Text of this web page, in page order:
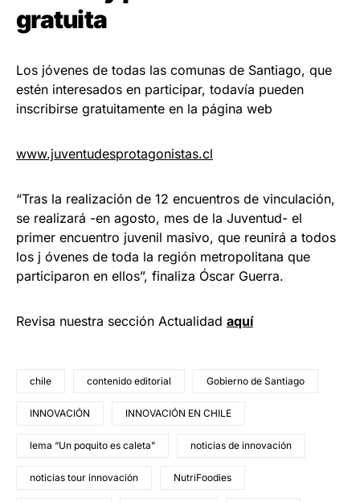
gratuita
Los jóvenes de todas las comunas de Santiago, que
estén interesados en participar, todavía pueden
inscribirse gratuitamente en la página web
www.juventudesprotagonistas.cl
“Tras la realización de 12 encuentros de vinculación,
se realizará -en agosto, mes de la Juventud- el
primer encuentro juvenil masivo, que reunirá a todos
los j óvenes de toda la región metropolitana que
participaron en ellos”, finaliza Óscar Guerra.
Revisa nuestra sección Actualidad aquí
chile contenido editorial Gobierno de Santiago
INNOVACIÓN INNOVACIÓN EN CHILE
lema “Un poquito es caleta” noticias de innovación
noticias tour innovación NutriFoodies